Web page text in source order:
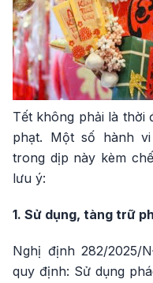
Tết không phải là thời
phạt. Một số hành
trong dịp này kèm
lưu ý:
1. Sử dụng, tàng trữ
Nghị định 282/2025/
quy định: Sử dụng